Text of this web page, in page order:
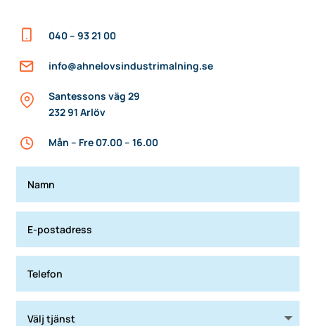
040 – 93 21 00
info@ahnelovsindustrimalning.se
Santessons väg 29
232 91 Arlöv
Mån – Fre 07.00 – 16.00